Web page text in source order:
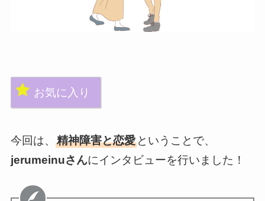
お気に入り
今回は、 精神障害と恋愛ということで、
jerumeinuさんにインタビューを行いました！